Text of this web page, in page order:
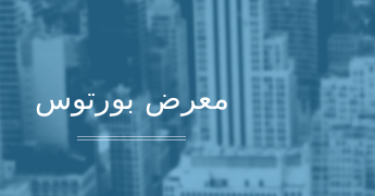
معرض بورتوس